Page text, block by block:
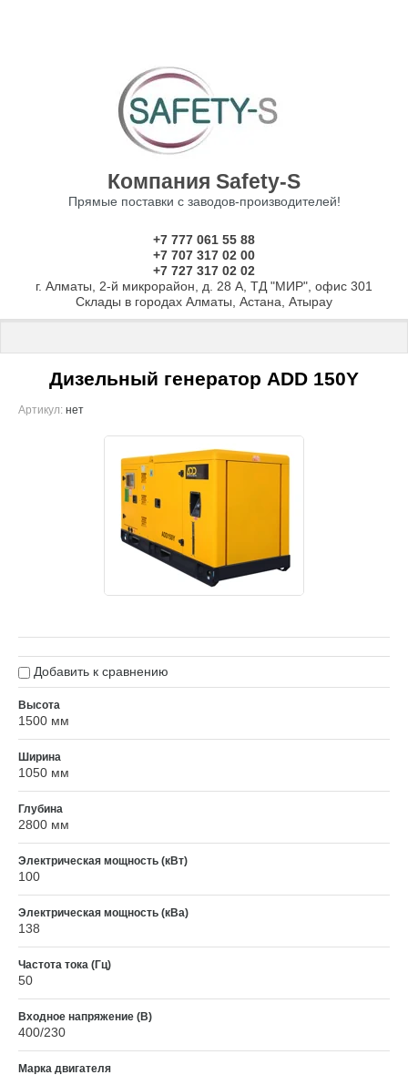
Компания Safety-S
Прямые поставки с заводов-производителей!
+7 777 061 55 88
+7 707 317 02 00
+7 727 317 02 02
г. Алматы, 2-й микрорайон, д. 28 А, ТД "МИР", офис 301
Склады в городах Алматы, Астана, Атырау
Дизельные генераторы от 10 до 2000 кВТ
Дизельный генератор ADD 150Y
Артикул: нет
Добавить к сравнению
Высота
1500 мм
Ширина
1050 мм
Глубина
2800 мм
Электрическая мощность (кВт)
100
Электрическая мощность (кВа)
138
Частота тока (Гц)
50
Входное напряжение (В)
400/230
Марка двигателя